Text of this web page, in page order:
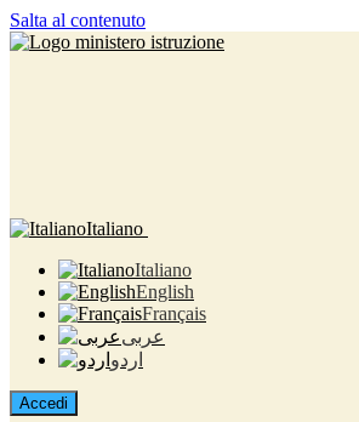
Salta al contenuto
Italiano
Italiano
English
Français
عربى
اردو
Accedi